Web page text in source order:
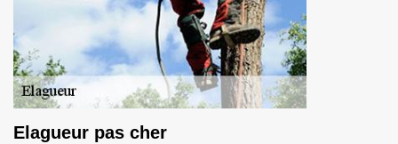
Elagueur pas cher